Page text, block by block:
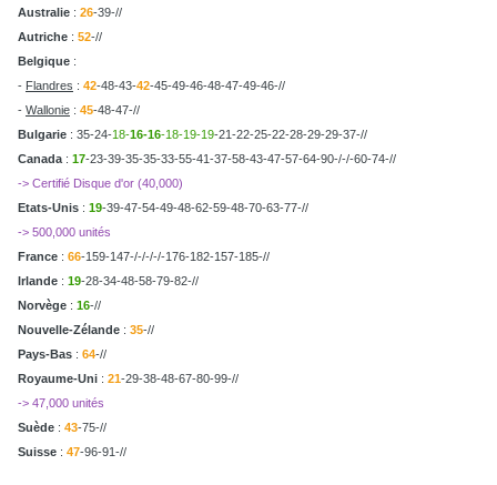
Australie : 26-39-//
Autriche : 52-//
Belgique :
- Flandres : 42-48-43-42-45-49-46-48-47-49-46-//
- Wallonie : 45-48-47-//
Bulgarie : 35-24-18-16-16-18-19-19-21-22-25-22-28-29-29-37-//
Canada : 17-23-39-35-35-33-55-41-37-58-43-47-57-64-90-/-/-60-74-//
-> Certifié Disque d'or (40,000)
Etats-Unis : 19-39-47-54-49-48-62-59-48-70-63-77-//
-> 500,000 unités
France : 66-159-147-/-/-/-/-176-182-157-185-//
Irlande : 19-28-34-48-58-79-82-//
Norvège : 16-//
Nouvelle-Zélande : 35-//
Pays-Bas : 64-//
Royaume-Uni : 21-29-38-48-67-80-99-//
-> 47,000 unités
Suède : 43-75-//
Suisse : 47-96-91-//